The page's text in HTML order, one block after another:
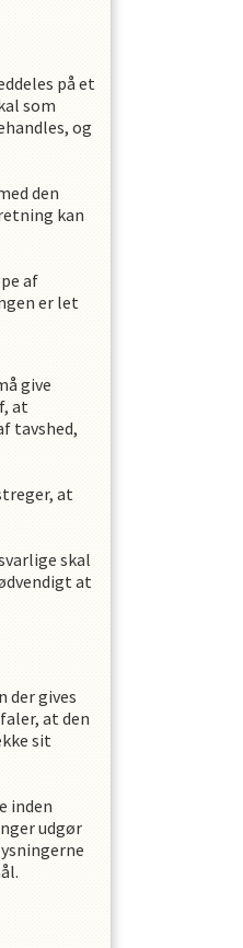
på et
som
og
den
kan
af
er let
give
at
tavshed,
at
skal
at
der gives
at den
sit
inden
udgør